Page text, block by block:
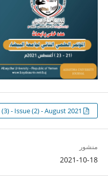
منشور
2021-10-18